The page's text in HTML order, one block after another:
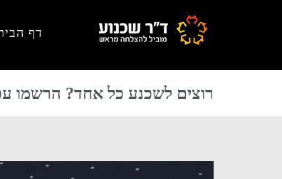
דף
רוצים לשכנע כל אחד? הרשמו